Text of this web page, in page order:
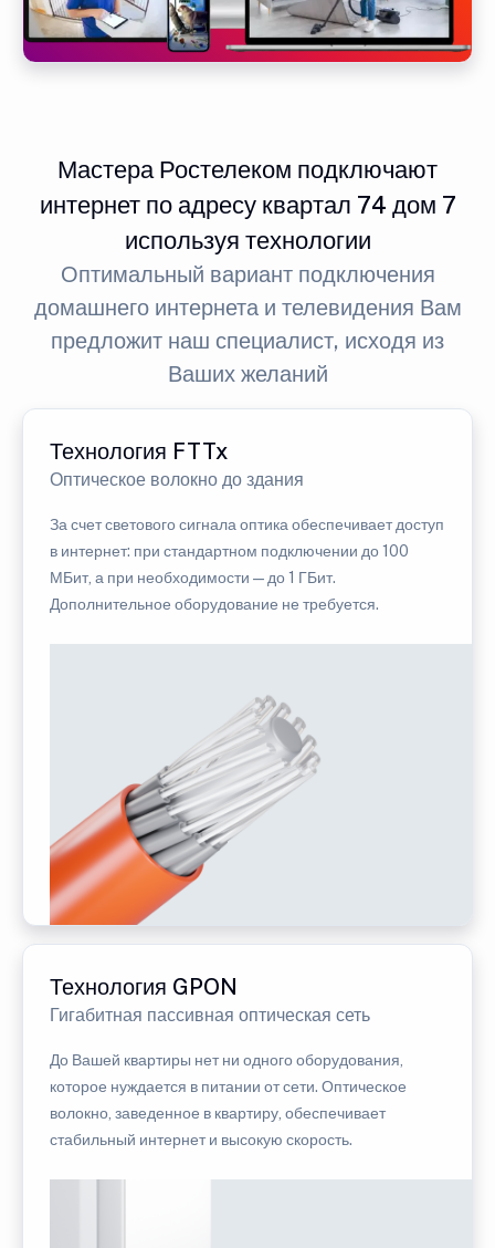
Мастера Ростелеком подключают
интернет по адресу квартал 74 дом 7
используя технологии
Оптимальный вариант подключения
домашнего интернета и телевидения Вам
предложит наш специалист, исходя из
Ваших желаний
Технология FTTx
Оптическое волокно до здания
За счет светового сигнала оптика обеспечивает доступ
в интернет: при стандартном подключении до 100
МБит, а при необходимости — до 1 ГБит.
Дополнительное оборудование не требуется.
Технология GPON
Гигабитная пассивная оптическая сеть
До Вашей квартиры нет ни одного оборудования,
которое нуждается в питании от сети. Оптическое
волокно, заведенное в квартиру, обеспечивает
стабильный интернет и высокую скорость.